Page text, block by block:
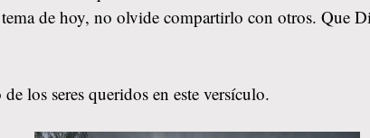
de hoy, no olvide compartirlo con otros. Que
los seres queridos en este versículo.